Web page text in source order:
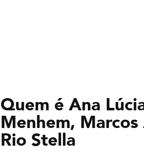
Quem éAna
Menhem,
Rio Stella